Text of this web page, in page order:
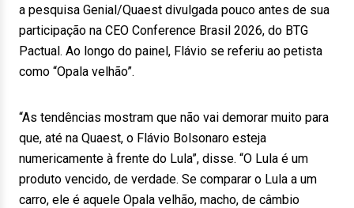
a pesquisa Genial/Quaest divulgada pouco antes de sua
participação na CEO Conference Brasil 2026, do BTG
Pactual. Ao longo do painel, Flávio se referiu ao petista
como “Opala velhão”.
“As tendências mostram que não vai demorar muito para
que, até na Quaest, o Flávio Bolsonaro esteja
numericamente à frente do Lula”, disse. “O Lula é um
produto vencido, de verdade. Se comparar o Lula a um
carro, ele é aquele Opala velhão, macho, de câmbio